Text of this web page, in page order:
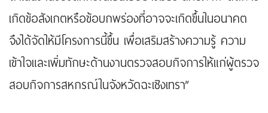
เกิดข้อสังเกตหรือข้อบกพร่องที่อาจจะเกิดขึ้นในอนาคต
จึงได้จัดให้มีโครงการนี้ขึ้น เพื่อเสริมสร้างความรู้ ความ
เข้าใจและเพิ่มทักษะด้านงานตรวจสอบกิจการให้แก่ผู้ตรวจ
สอบกิจการสหกรณ์ในจังหวัดฉะเชิงเทรา”